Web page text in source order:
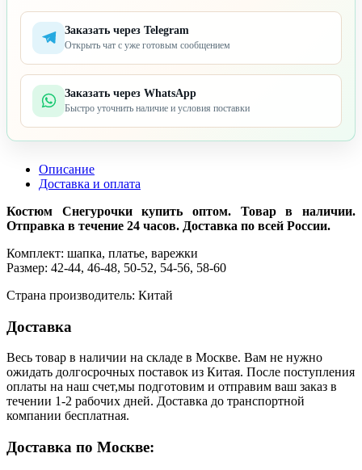
Заказать через Telegram
Открыть чат с уже готовым сообщением
Заказать через WhatsApp
Быстро уточнить наличие и условия поставки
Описание
Доставка и оплата
Костюм Снегурочки купить оптом. Товар в наличии.
Отправка в течение 24 часов. Доставка по всей России.
Комплект: шапка, платье, варежки
Размер: 42-44, 46-48, 50-52, 54-56, 58-60
Страна производитель: Китай
Доставка
Весь товар в наличии на складе в Москве. Вам не нужно
ожидать долгосрочных поставок из Китая. После поступления
оплаты на наш счет,мы подготовим и отправим ваш заказ в
течении 1-2 рабочих дней. Доставка до транспортной
компании бесплатная.
Доставка по Москве: